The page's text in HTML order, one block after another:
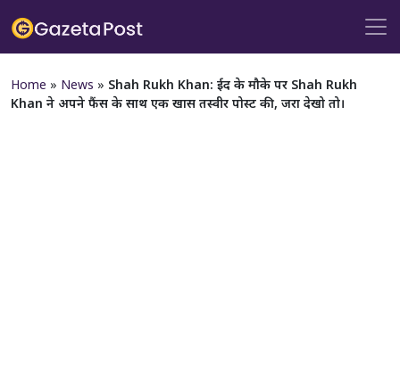
Home » News » Shah Rukh Khan: ईद के मौके पर Shah Rukh
Khan ने अपने फैंस के साथ एक खास तस्वीर पोस्ट की, जरा देखो तो।